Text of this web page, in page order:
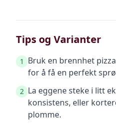
Tips og Varianter
1
Bruk en brennhet
for å få en perfekt
2 La eggene steke i litt
konsistens, eller
plomme.